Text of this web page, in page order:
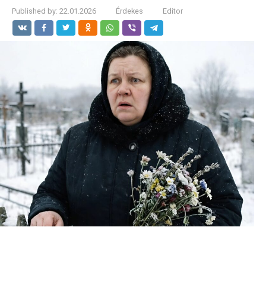
Published by: 22.01.2026 Érdekes Editor